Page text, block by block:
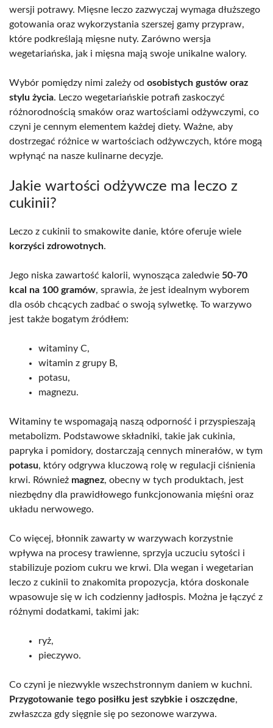
wersji potrawy. Mięsne leczo zazwyczaj wymaga dłuższego
gotowania oraz wykorzystania szerszej gamy przypraw,
które podkreślają mięsne nuty. Zarówno wersja
wegetariańska, jak i mięsna mają swoje unikalne walory.
Wybór pomiędzy nimi zależy od osobistych gustów oraz
stylu życia. Leczo wegetariańskie potrafi zaskoczyć
różnorodnością smaków oraz wartościami odżywczymi, co
czyni je cennym elementem każdej diety. Ważne, aby
dostrzegać różnice w wartościach odżywczych, które mogą
wpłynąć na nasze kulinarne decyzje.
Jakie wartości odżywcze ma leczo z
cukinii?
Leczo z cukinii to smakowite danie, które oferuje wiele
korzyści zdrowotnych.
Jego niska zawartość kalorii, wynosząca zaledwie 50-70
kcal na 100 gramów, sprawia, że jest idealnym wyborem
dla osób chcących zadbać o swoją sylwetkę. To warzywo
jest także bogatym źródłem:
witaminy C,
witamin z grupy B,
potasu,
magnezu.
Witaminy te wspomagają naszą odporność i przyspieszają
metabolizm. Podstawowe składniki, takie jak cukinia,
papryka i pomidory, dostarczają cennych minerałów, w tym
potasu, który odgrywa kluczową rolę w regulacji ciśnienia
krwi. Również magnez, obecny w tych produktach, jest
niezbędny dla prawidłowego funkcjonowania mięśni oraz
układu nerwowego.
Co więcej, błonnik zawarty w warzywach korzystnie
wpływa na procesy trawienne, sprzyja uczuciu sytości i
stabilizuje poziom cukru we krwi. Dla wegan i wegetarian
leczo z cukinii to znakomita propozycja, która doskonale
wpasowuje się w ich codzienny jadłospis. Można je łączyć z
różnymi dodatkami, takimi jak:
ryż,
pieczywo.
Co czyni je niezwykle wszechstronnym daniem w kuchni.
Przygotowanie tego posiłku jest szybkie i oszczędne,
zwłaszcza gdy sięgnie się po sezonowe warzywa.